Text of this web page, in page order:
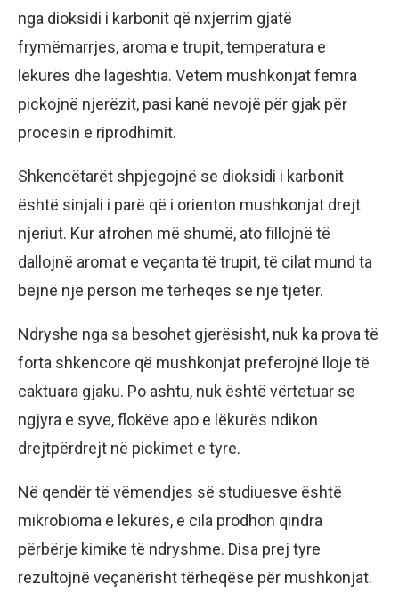
nga dioksidi i karbonit që nxjerrim gjatë
frymëmarrjes, aroma e trupit, temperatura e
lëkurës dhe lagështia. Vetëm mushkonjat femra
pickojnë njerëzit, pasi kanë nevojë për gjak për
procesin e riprodhimit.
Shkencëtarët shpjegojnë se dioksidi i karbonit
është sinjali i parë që i orienton mushkonjat drejt
njeriut. Kur afrohen më shumë, ato fillojnë të
dallojnë aromat e veçanta të trupit, të cilat mund ta
bëjnë një person më tërheqës se një tjetër.
Ndryshe nga sa besohet gjerësisht, nuk ka prova të
forta shkencore që mushkonjat preferojnë lloje të
caktuara gjaku. Po ashtu, nuk është vërtetuar se
ngjyra e syve, flokëve apo e lëkurës ndikon
drejtpërdrejt në pickimet e tyre.
Në qendër të vëmendjes së studiuesve është
mikrobioma e lëkurës, e cila prodhon qindra
përbërje kimike të ndryshme. Disa prej tyre
rezultojnë veçanërisht tërheqëse për mushkonjat.